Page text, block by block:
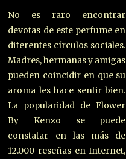
No es raro encontrar
devotas de este perfume en
diferentes círculos sociales.
Madres, hermanas y amigas
pueden coincidir en que su
aroma les hace sentir bien.
La popularidad de Flower
By Kenzo se puede
constatar en las más de
12.000 reseñas en Internet,